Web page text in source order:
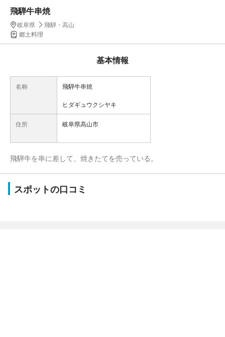
飛騨牛串焼
岐阜県
飛騨・高山
郷土料理
基本情報
名称 飛騨牛串焼
ヒダギュウクシヤキ
住所 岐阜県高山市
飛騨牛を串に差して、焼きたてを売っている。
スポットの口コミ